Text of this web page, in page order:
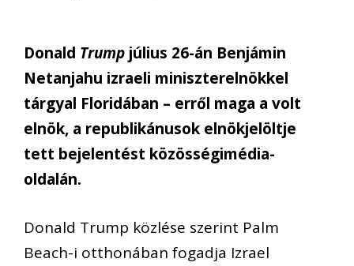
Donald Trump július 26-án Benjámin
Netanjahu izraeli miniszterelnökkel
tárgyal Floridában – erről maga a volt
elnök, a republikánusok elnökjelöltje
tett bejelentést közösségimédia-
oldalán.
Donald Trump közlése szerint Palm
Beach-i otthonában fogadja Izrael